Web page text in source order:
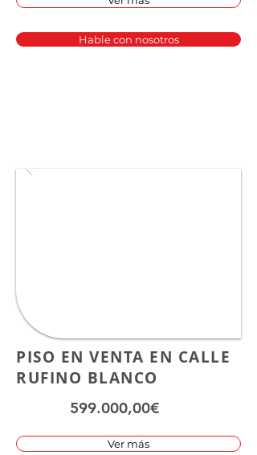
Hable con nosotros
PISO EN VENTA EN CALLE
RUFINO BLANCO
599.000,00€
Ver más